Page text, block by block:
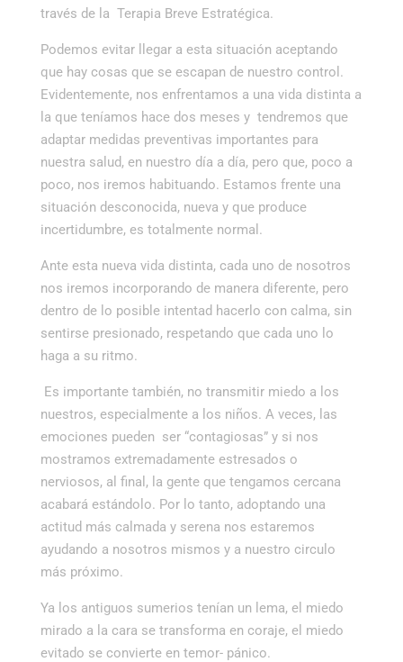
través de la Terapia Breve Estratégica.
Podemos evitar llegar a esta situación aceptando
que hay cosas que se escapan de nuestro control.
Evidentemente, nos enfrentamos a una vida distinta a
la que teníamos hace dos meses y tendremos que
adaptar medidas preventivas importantes para
nuestra salud, en nuestro día a día, pero que, poco a
poco, nos iremos habituando. Estamos frente una
situación desconocida, nueva y que produce
incertidumbre, es totalmente normal.
Ante esta nueva vida distinta, cada uno de nosotros
nos iremos incorporando de manera diferente, pero
dentro de lo posible intentad hacerlo con calma, sin
sentirse presionado, respetando que cada uno lo
haga a su ritmo.
Es importante también, no transmitir miedo a los
nuestros, especialmente a los niños. A veces, las
emociones pueden ser “contagiosas” y si nos
mostramos extremadamente estresados o
nerviosos, al final, la gente que tengamos cercana
acabará estándolo. Por lo tanto, adoptando una
actitud más calmada y serena nos estaremos
ayudando a nosotros mismos y a nuestro circulo
más próximo.
Ya los antiguos sumerios tenían un lema, el miedo
mirado a la cara se transforma en coraje, el miedo
evitado se convierte en temor- pánico.